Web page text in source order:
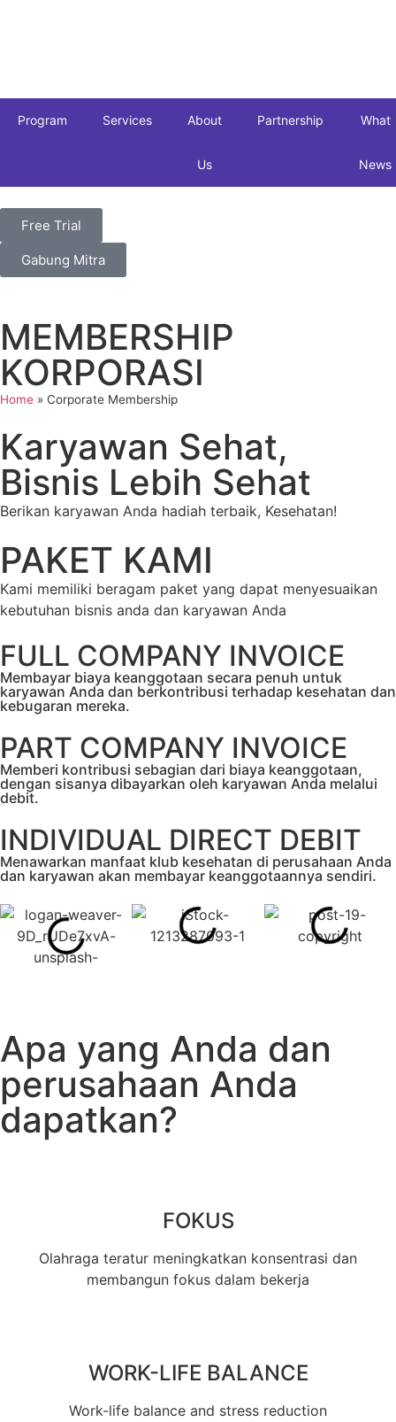
Program Services About
Us
Partnership What
News
Free Trial
Gabung Mitra
MEMBERSHIP
KORPORASI
Home » Corporate Membership
Karyawan Sehat,
Bisnis Lebih Sehat
Berikan karyawan Anda hadiah terbaik, Kesehatan!
PAKET KAMI
Kami memiliki beragam paket yang dapat menyesuaikan
kebutuhan bisnis anda dan karyawan Anda
FULL COMPANY INVOICE
Membayar biaya keanggotaan secara penuh untuk
karyawan Anda dan berkontribusi terhadap kesehatan dan
kebugaran mereka.
PART COMPANY INVOICE
Memberi kontribusi sebagian dari biaya keanggotaan,
dengan sisanya dibayarkan oleh karyawan Anda melalui
debit.
INDIVIDUAL DIRECT DEBIT
Menawarkan manfaat klub kesehatan di perusahaan Anda
dan karyawan akan membayar keanggotaannya sendiri.
Apa yang Anda dan
perusahaan Anda
dapatkan?
FOKUS
Olahraga teratur meningkatkan konsentrasi dan
membangun fokus dalam bekerja
WORK-LIFE BALANCE
Work-life balance and stress reduction